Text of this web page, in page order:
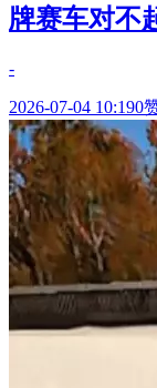
牌赛车对不
-
2026-07-04 10:190